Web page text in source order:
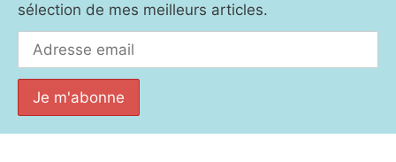
sélection de mes meilleurs articles.